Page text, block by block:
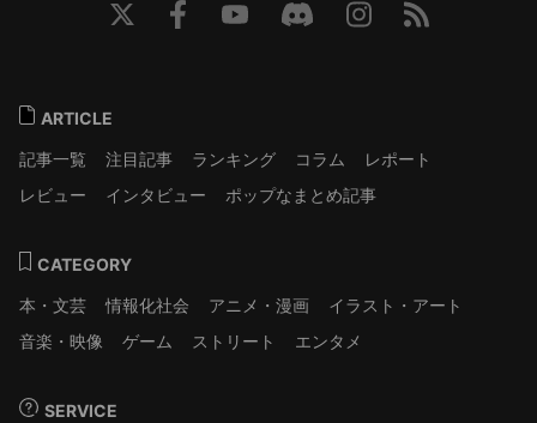
ARTICLE
記事一覧
注目記事 ランキング コラム
レポート
レビュー
インタビュー ポップなまとめ記事
CATEGORY
本・文芸
情報化社会 アニメ・漫画
イラスト・アート
音楽・映像
ゲーム ストリート エンタメ
SERVICE